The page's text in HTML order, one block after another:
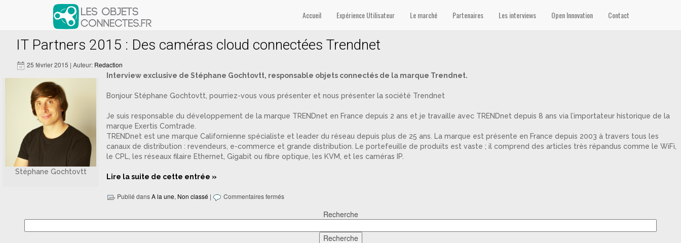
Accueil Expérience Utilisateur Le marché Partenaires Les interviews Open Innovation Contact
Articles avec le tag ‘caméras IP.’
IT Partners 2015 : Des caméras cloud connectées Trendnet
25 février 2015 | Auteur: Redaction
Stéphane Gochtovtt
Interview exclusive de Stéphane Gochtovtt, responsable objets connectés de la marque Trendnet.
Bonjour Stéphane Gochtovtt, pourriez-vous vous présenter et nous présenter la société Trendnet
Je suis responsable du développement de la marque TRENDnet en France depuis 2 ans et je travaille avec TRENDnet depuis 8 ans via l’importateur historique de la
marque Exertis Comtrade.
TRENDnet est une marque Californienne spécialiste et leader du réseau depuis plus de 25 ans. La marque est présente en France depuis 2003 à travers tous les
canaux de distribution : revendeurs, e-commerce et grande distribution. Le portefeuille de produits est vaste ; il comprend des articles très répandus comme le WiFi,
le CPL, les réseaux filaire Ethernet, Gigabit ou fibre optique, les KVM, et les caméras IP.
Lire la suite de cette entrée »
Publié dansA la une, Non classé | Commentaires fermés
Recherche